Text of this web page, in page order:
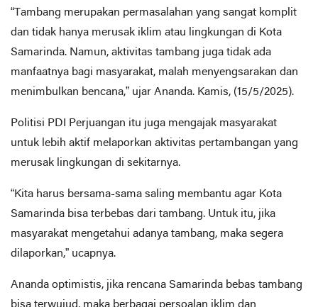
“Tambang merupakan permasalahan yang sangat komplit
dan tidak hanya merusak iklim atau lingkungan di Kota
Samarinda. Namun, aktivitas tambang juga tidak ada
manfaatnya bagi masyarakat, malah menyengsarakan dan
menimbulkan bencana,” ujar Ananda. Kamis, (15/5/2025).
Politisi PDI Perjuangan itu juga mengajak masyarakat
untuk lebih aktif melaporkan aktivitas pertambangan yang
merusak lingkungan di sekitarnya.
“Kita harus bersama-sama saling membantu agar Kota
Samarinda bisa terbebas dari tambang. Untuk itu, jika
masyarakat mengetahui adanya tambang, maka segera
dilaporkan,” ucapnya.
Ananda optimistis, jika rencana Samarinda bebas tambang